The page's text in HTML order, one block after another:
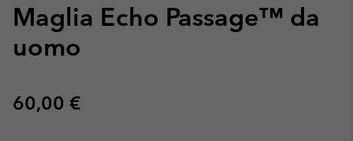
Maglia Echo Passage™ da
uomo
Regular price:
60,00 €